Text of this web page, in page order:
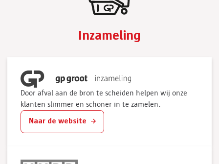
Inzameling
Door afval aan de bron te scheiden helpen wij onze
klanten slimmer en schoner in te zamelen.
Naar de website